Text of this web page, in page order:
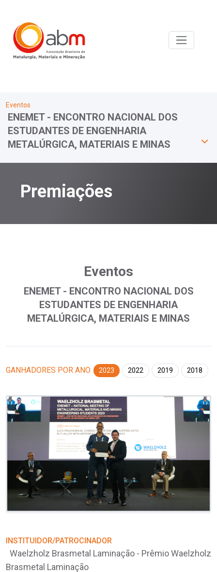
Eventos
ENEMET - ENCONTRO NACIONAL DOS
ESTUDANTES DE ENGENHARIA
METALÚRGICA, MATERIAIS E MINAS
Premiações
Eventos
ENEMET - ENCONTRO NACIONAL DOS
ESTUDANTES DE ENGENHARIA
METALÚRGICA, MATERIAIS E MINAS
GANHADORES POR ANO 2023 2022 2019 2018
INSTITUIDOR/PATROCINADOR
Waelzholz Brasmetal Laminação - Prêmio Waelzholz
Brasmetal Laminação